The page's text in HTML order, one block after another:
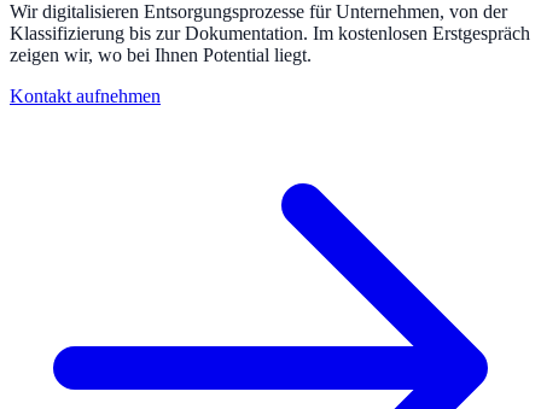
Wir digitalisieren Entsorgungsprozesse für Unternehmen, von der
Klassifizierung bis zur Dokumentation. Im kostenlosen Erstgespräch
zeigen wir, wo bei Ihnen Potential liegt.
Kontakt aufnehmen